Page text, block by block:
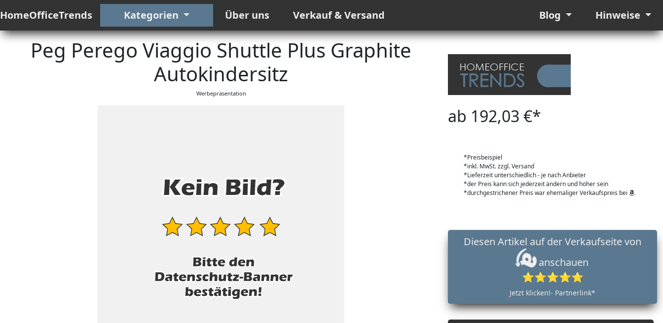
HomeOfficeTrends Kategorien Über uns Verkauf & Versand Blog Hinweise
Peg Perego Viaggio Shuttle Plus Graphite
Autokindersitz
Werbepräsentation
ab 192,03 €*
*Preisbeispiel
*inkl. MwSt. zzgl. Versand
*Lieferzeit unterschiedlich - je nach Anbieter
*der Preis kann sich jederzeit ändern und höher sein
*durchgestrichener Preis war ehemaliger Verkaufspreis bei
anschauen
⭐⭐⭐⭐⭐
Jetzt klicken!- Partnerlink*